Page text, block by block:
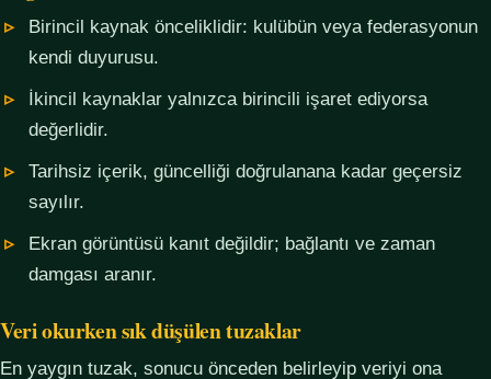
Birincil kaynak önceliklidir: kulübün veya federasyonun
kendi duyurusu.
İkincil kaynaklar yalnızca birincili işaret ediyorsa
değerlidir.
Tarihsiz içerik, güncelliği doğrulanana kadar geçersiz
sayılır.
Ekran görüntüsü kanıt değildir; bağlantı ve zaman
damgası aranır.
Veri okurken sık düşülen tuzaklar
En yaygın tuzak, sonucu önceden belirleyip veriyi ona